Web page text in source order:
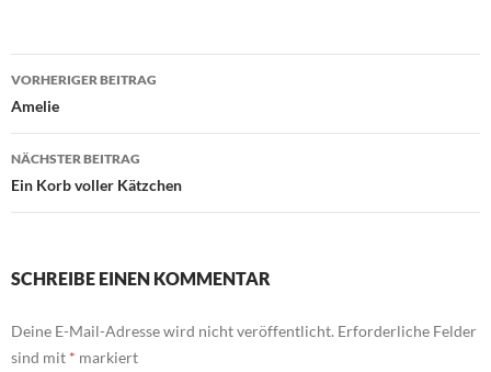
Beitragsnavigation
VORHERIGER BEITRAG
Amelie
NÄCHSTER BEITRAG
Ein Korb voller Kätzchen
SCHREIBE EINEN KOMMENTAR
Deine E-Mail-Adresse wird nicht veröffentlicht. Erforderliche Felder
sind mit * markiert